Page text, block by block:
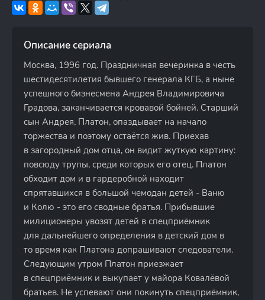
Описание сериала
Москва, 1996 год. Праздничная вечеринка в честь
шестидесятилетия бывшего генерала КГБ, а ныне
успешного бизнесмена Андрея Владимировича
Градова, заканчивается кровавой бойней. Старший
сын Андрея, Платон, опаздывает на начало
торжества и поэтому остаётся жив. Приехав
в загородный дом отца, он видит жуткую картину:
повсюду трупы, среди которых его отец. Платон
обходит дом и в гардеробной находит
спрятавшихся в большой чемодан детей - Ваню
и Колю - это его сводные братья. Прибывшие
милиционеры увозят детей в спецприёмник
для дальнейшего определения в детский дом в
то время как Платона допрашивают следователи.
Следующим утром Платон приезжает
в спецприёмник и выкупает у майора Ковалёвой
братьев. Не успевают они покинуть спецприёмник,